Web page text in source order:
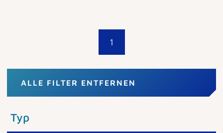
1
ALLE FILTER ENTFERNEN
Typ